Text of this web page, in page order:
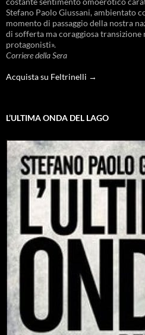
Stefano Paolo Giussani, ambientato
momento di passaggio della nostra
di sofferta ma coraggiosa
protagonisti».
Corriere della Sera
Acquista su Feltrinelli →
L’ULTIMA ONDA DEL LAGO